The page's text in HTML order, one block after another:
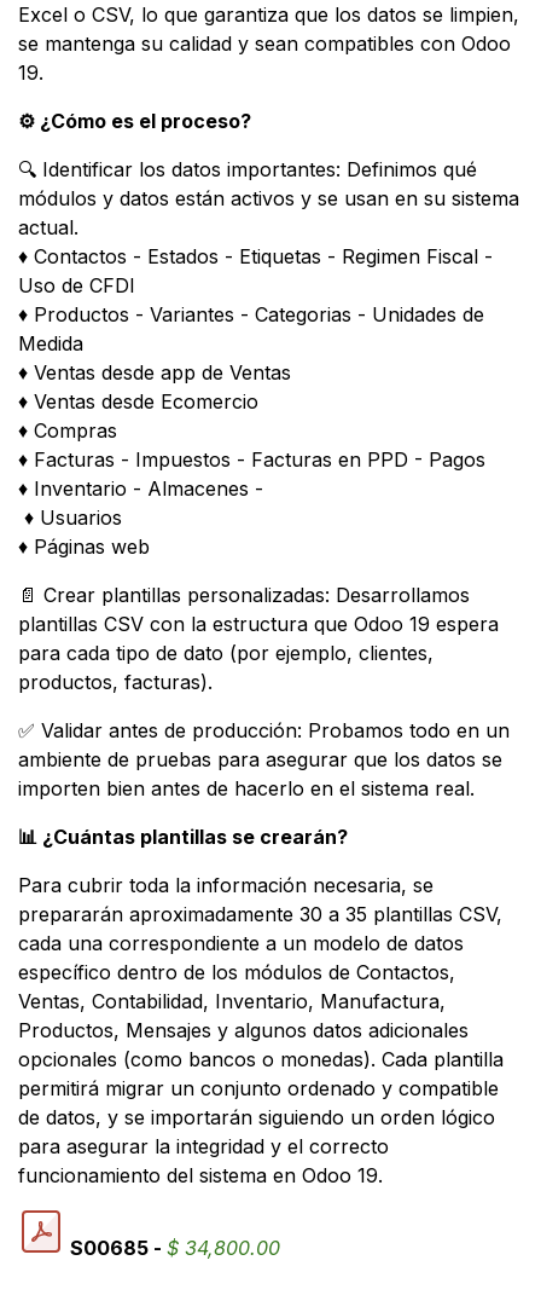
Excel o CSV, lo que garantiza que los datos se limpien,
se mantenga su calidad y sean compatibles con Odoo
19.
⚙️ ¿Cómo es el proceso?
🔍 Identificar los datos importantes: Definimos qué
módulos y datos están activos y se usan en su sistema
actual.
♦ Contactos - Estados - Etiquetas - Regimen Fiscal -
Uso de CFDI
♦ Productos - Variantes - Categorias - Unidades de
Medida
♦ Ventas desde app de Ventas
♦ Ventas desde Ecomercio
♦ Compras
♦ Facturas - Impuestos - Facturas en PPD - Pagos
♦ Inventario - Almacenes -
♦ Usuarios
♦ Páginas web
📄 Crear plantillas personalizadas: Desarrollamos
plantillas CSV con la estructura que Odoo 19 espera
para cada tipo de dato (por ejemplo, clientes,
productos, facturas).
✅ Validar antes de producción: Probamos todo en un
ambiente de pruebas para asegurar que los datos se
importen bien antes de hacerlo en el sistema real.
📊 ¿Cuántas plantillas se crearán?
Para cubrir toda la información necesaria, se
prepararán aproximadamente 30 a 35 plantillas CSV,
cada una correspondiente a un modelo de datos
específico dentro de los módulos de Contactos,
Ventas, Contabilidad, Inventario, Manufactura,
Productos, Mensajes y algunos datos adicionales
opcionales (como bancos o monedas). Cada plantilla
permitirá migrar un conjunto ordenado y compatible
de datos, y se importarán siguiendo un orden lógico
para asegurar la integridad y el correcto
funcionamiento del sistema en Odoo 19.
S00685 - $ 34,800.00